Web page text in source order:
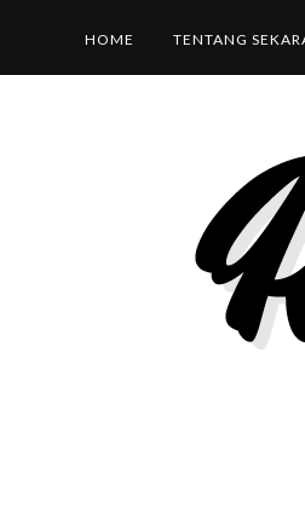
HOME TENTANG